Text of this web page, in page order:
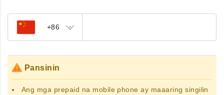
+86
Pansinin
Ang mga prepaid na mobile phoneay maaaring singilin